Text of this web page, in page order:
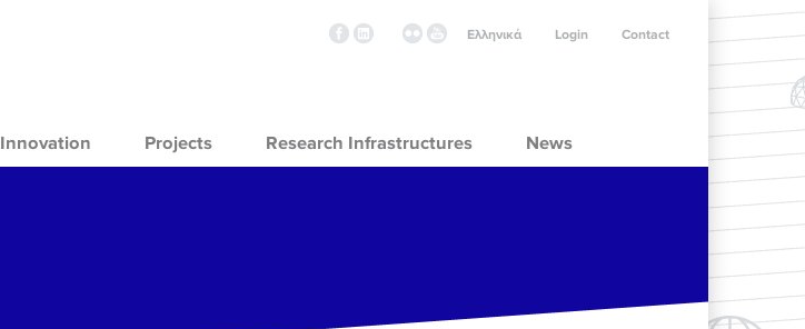
Contact
Login
Ελληνικά
Innovation Projects Research Infrastructures News